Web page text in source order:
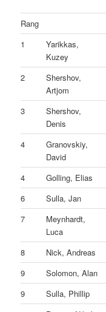
Rang
1
Yarikkas,
Kuzey
2
Shershov,
Artjom
3
Shershov,
Denis
4
Granovskiy,
David
4 Golling, Elias
6
Sulla, Jan
7
Meynhardt,
Luca
8 Nick, Andreas
9
Solomon, Alan
9
Sulla, Phillip